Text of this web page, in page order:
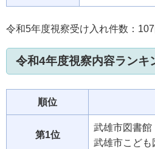
令和5年度視察受け入れ件数：
令和4年度視察内容ランキ
順位
第1位
武雄市図書館
武雄市こども